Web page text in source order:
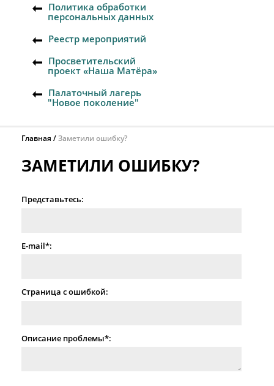
Политика обработки
персональных данных
Реестр мероприятий
Просветительский
проект «Наша Матёра»
Палаточный лагерь
"Новое поколение"
Главная Заметили ошибку?
ЗАМЕТИЛИ ОШИБКУ?
Представьтесь:
E-mail*:
Страница с ошибкой:
Описание проблемы*: